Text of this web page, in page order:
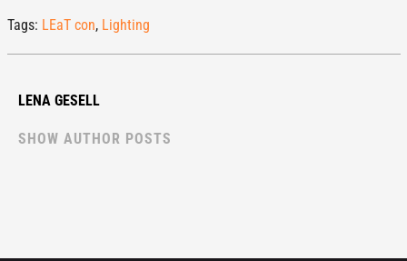
Tags: LEaT con, Lighting
LENA GESELL
SHOW AUTHOR POSTS